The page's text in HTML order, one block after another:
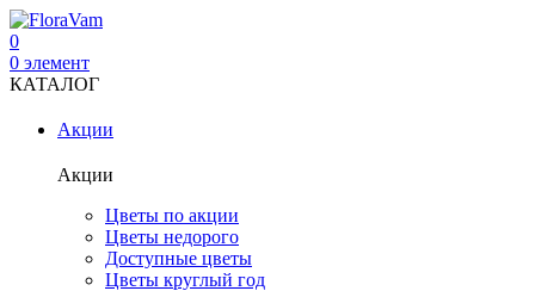
0
0 элемент
КАТАЛОГ
Акции
Акции
Цветы по акции
Цветы недорого
Доступные цветы
Цветы круглый год